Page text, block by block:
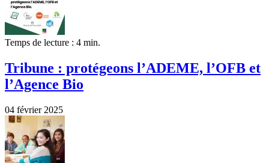
Temps de lecture : 4 min.
Tribune : protégeons l’ADEME, l’OFB et
l’Agence Bio
04 février 2025